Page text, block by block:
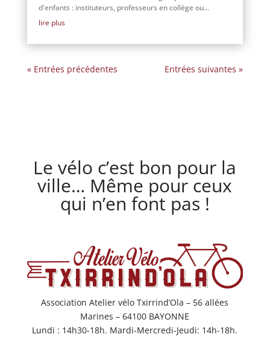
d'enfants : instituteurs, professeurs en collège ou...
lire plus
« Entrées précédentes Entrées suivantes »
Le vélo c’est bon pour la
ville… Même pour ceux
qui n’en font pas !
Association Atelier vélo Txirrind’Ola – 56 allées
Marines – 64100 BAYONNE
Lundi : 14h30-18h. Mardi-Mercredi-Jeudi: 14h-18h.